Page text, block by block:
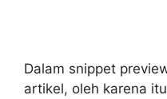
Dalam snippet
artikel, oleh karena